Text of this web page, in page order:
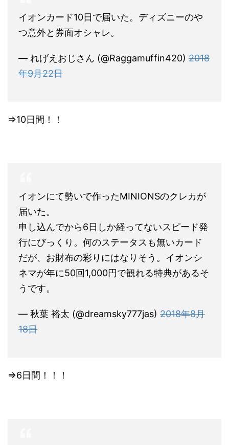
イオンカード10日で届いた。ディズニーのや
つ意外と券面オシャレ。
— れげえおじさん (@Raggamuffin420) 2018
年9月22日
⇒10日間！！
イオンにて勢いで作ったMINIONSのクレカが
届いた。
申し込んでから6日しか経ってないスピード発
行にびっくり。何のステータスも無いカード
だが、お財布の彩りにはなりそう。イオンシ
ネマが年に50回1,000円で観れる特典があるそ
うです。
— 秋葉 裕太 (@dreamsky777jas) 2018年8月
18日
⇒6日間！！！